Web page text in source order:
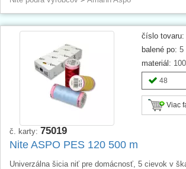
číslo tovaru:
balené po: 5
materiál:
48
Viac
č. karty: 75019
Nite ASPO PES 120 500 m
Univerzálna šicia niť pre domácnosť, 5 cievok v